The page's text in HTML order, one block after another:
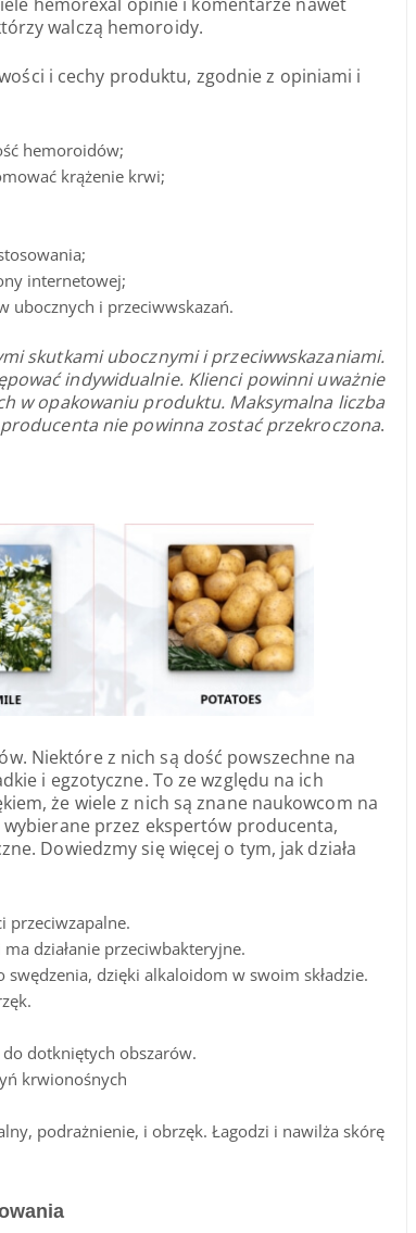
walczą hemoroidy.
i cechy produktu, zgodnie z opiniami i
hemoroidów;
krążenie krwi;
internetowej;
ubocznych i przeciwwskazań.
skutkami ubocznymi i przeciwwskazaniami.
indywidualnie. Klienci powinni uważnie
w opakowaniu produktu. Maksymalna liczba
nie powinna zostać przekroczona.
Niektóre z nich są dość powszechne na
i egzotyczne. To ze względu na ich
że wiele z nich są znane naukowcom na
wybierane przez ekspertów producenta,
Dowiedzmy się więcej o tym, jak działa
przeciwzapalne.
działanie przeciwbakteryjne.
dzięki alkaloidom w swoim składzie.
dotkniętych obszarów.
krwionośnych
podrażnienie, i obrzęk. Łagodzi i nawilża skórę